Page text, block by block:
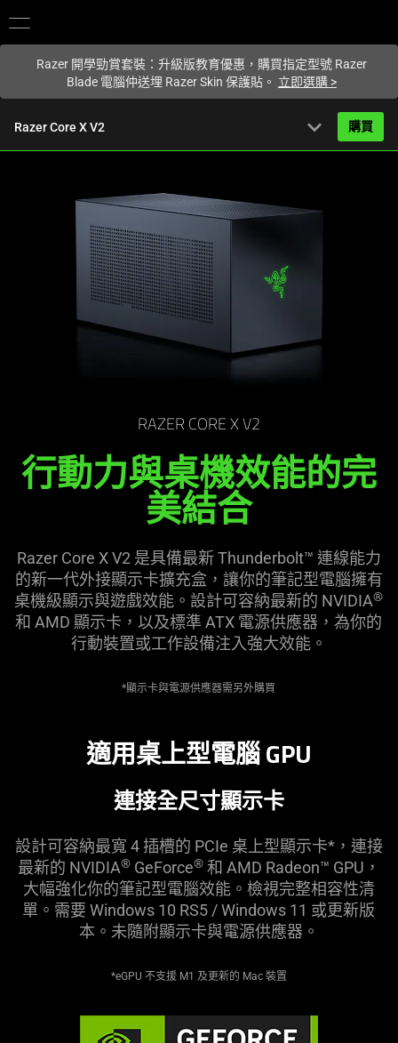
Razer 開學勁賞套裝：升級版教育優惠，購買指定型號 Razer
Blade 電腦仲送埋 Razer Skin 保護貼。 立即選購 >
Razer Core X V2 expand_more 購買
be
updated.
RAZER CORE X V2
行動力與桌機效能的完
美結合
Razer Core X V2 是具備最新 Thunderbolt™ 連線能力
的新一代外接顯示卡擴充盒，讓你的筆記型電腦擁有
桌機級顯示與遊戲效能。設計可容納最新的 NVIDIA®
和 AMD 顯示卡，以及標準 ATX 電源供應器，為你的
行動裝置或工作設備注入強大效能。
*顯示卡與電源供應器需另外購買
適用桌上型電腦 GPU
連接全尺寸顯示卡
設計可容納最寬 4 插槽的 PCIe 桌上型顯示卡*，連接
最新的 NVIDIA®GeForce®和 AMD Radeon™ GPU，
大幅強化你的筆記型電腦效能。檢視完整相容性清
單。需要 Windows 10 RS5 / Windows 11 或更新版
本。未隨附顯示卡與電源供應器 。
*eGPU 不支援 M1 及更新的 Mac 裝置